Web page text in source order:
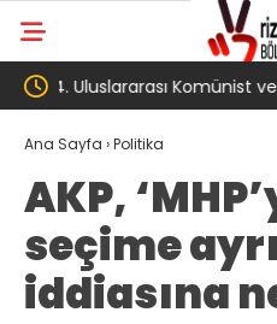
‘Çerçeve yasa’ kanun
Komisyonu’ndan geçti
Ana Sayfa ›Politika
AKP,
seçime
iddiasına